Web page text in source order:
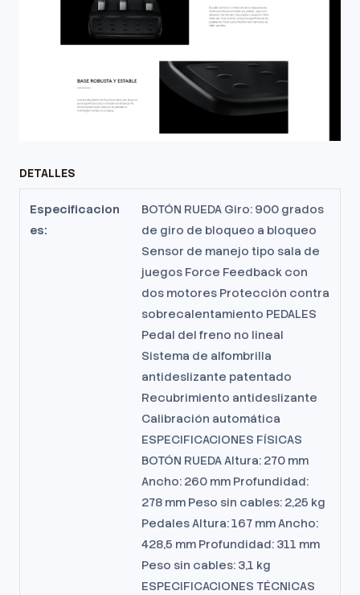
DETALLES
Especificacion
es:
BOTÓN RUEDA Giro: 900 grados
de giro de bloqueo a bloqueo
Sensor de manejo tipo sala de
juegos Force Feedback con
dos motores Protección contra
sobrecalentamiento PEDALES
Pedal del freno no lineal
Sistema de alfombrilla
antideslizante patentado
Recubrimiento antideslizante
Calibración automática
ESPECIFICACIONES FÍSICAS
BOTÓN RUEDA Altura: 270 mm
Ancho: 260 mm Profundidad:
278 mm Peso sin cables: 2,25 kg
Pedales Altura: 167 mm Ancho:
428,5 mm Profundidad: 311 mm
Peso sin cables: 3,1 kg
ESPECIFICACIONES TÉCNICAS